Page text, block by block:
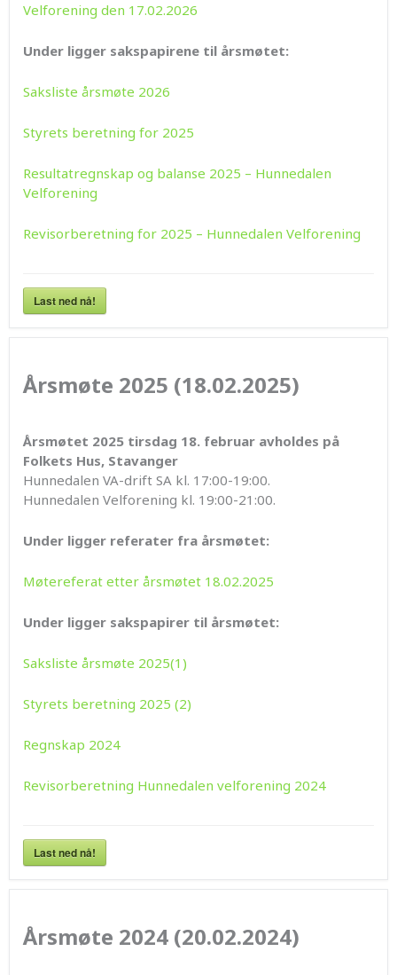
Velforening den 17.02.2026
Under ligger sakspapirene til årsmøtet:
Saksliste årsmøte 2026
Styrets beretning for 2025
Resultatregnskap og balanse 2025 – Hunnedalen
Velforening
Revisorberetning for 2025 – Hunnedalen Velforening
Last ned nå!
Årsmøte 2025 (18.02.2025)
Årsmøtet 2025 tirsdag 18. februar avholdes på
Folkets Hus, Stavanger
Hunnedalen VA-drift SA kl. 17:00-19:00.
Hunnedalen Velforening kl. 19:00-21:00.
Under ligger referater fra årsmøtet:
Møtereferat etter årsmøtet 18.02.2025
Under ligger sakspapirer til årsmøtet:
Saksliste årsmøte 2025(1)
Styrets beretning 2025 (2)
Regnskap 2024
Revisorberetning Hunnedalen velforening 2024
Last ned nå!
Årsmøte 2024 (20.02.2024)